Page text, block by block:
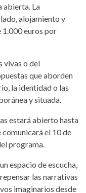
abierta. La
alojamiento y
1.000 euros por
vivas o del
que aborden
la identidad o las
y situada.
estará abierto hasta
comunicará el 10 de
programa.
espacio de escucha,
las narrativas
imaginarios desde